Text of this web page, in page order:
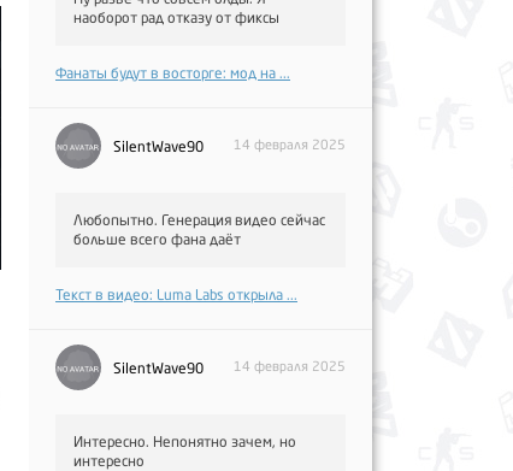
наоборот рад отказу от фиксы
Фанаты будут в восторге: мод на ...
SilentWave90 14 февраля 2025
Любопытно. Генерация видео сейчас
больше всего фана даёт
Текст в видео: Luma Labs открыла ...
SilentWave90 14 февраля 2025
Интересно. Непонятно зачем, но
интересно